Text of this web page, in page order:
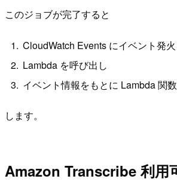
このジョブが完了すると
CloudWatch Events にイベント発火
Lambda を呼び出し
イベント情報をもとに Lambda 関
します。
Amazon Transcribe 利用